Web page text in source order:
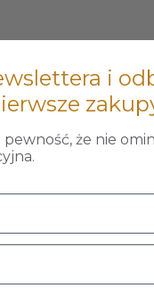
i
pewność, że nie